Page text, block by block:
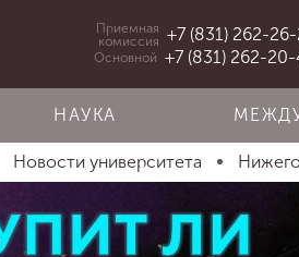
Приемная
комиссия +7 (831) 262-
Основной +7 (831) 262-
НАУКА
Новости университета